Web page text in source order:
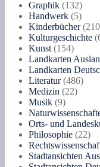
Graphik 132132
Handwerk 55
Kinderbücher 210
Kulturgeschichte
Kunst 154154
Landkarten
Landkarten
Literatur 486486
Medizin 2222
Musik 99
Produkte
Orts- und
Philosophie 2222
Stadtansichten